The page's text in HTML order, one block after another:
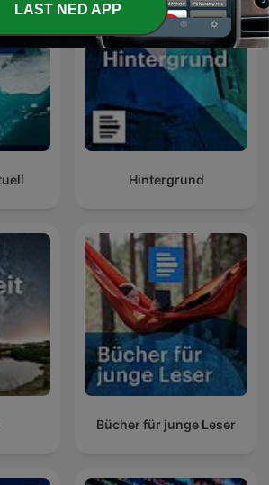
Hintergrund
Bücher für junge Leser
LAST NED APP